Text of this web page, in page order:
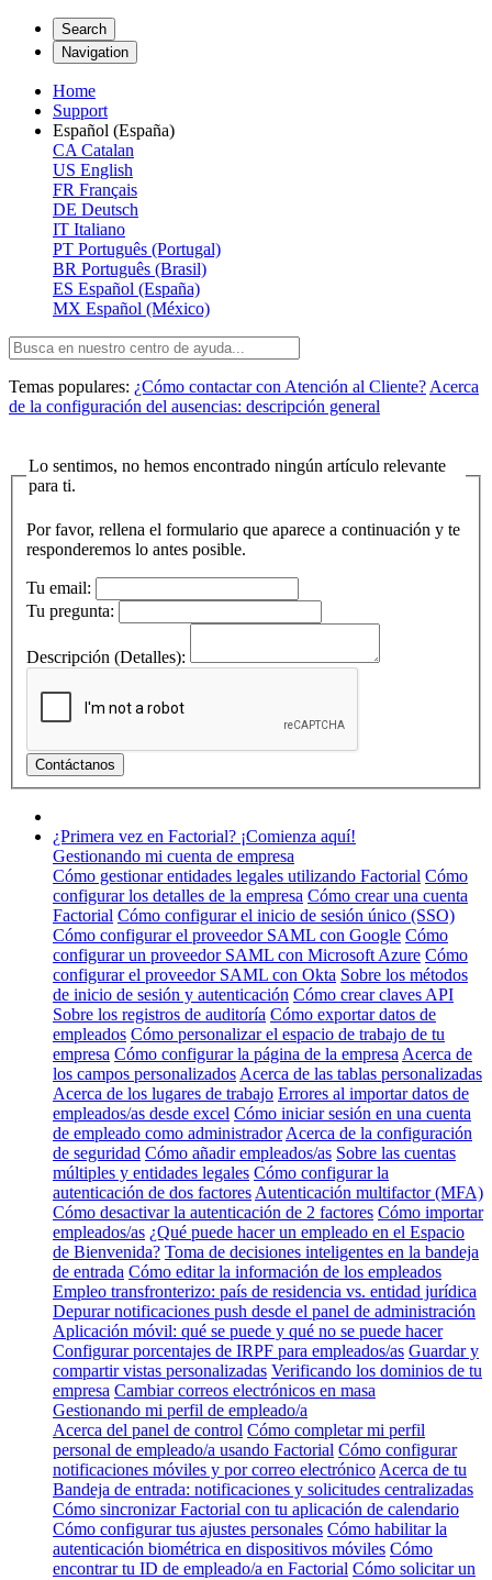
Search
Navigation
Home
Support
Español (España)
CA Catalan
US English
FR Français
DE Deutsch
IT Italiano
PT Português (Portugal)
BR Português (Brasil)
ES Español (España)
MX Español (México)
Temas populares: ¿Cómo contactar con Atención al Cliente? Acerca
de la configuración del ausencias: descripción general
Lo sentimos, no hemos encontrado ningún artículo relevante
para ti.
Por favor, rellena el formulario que aparece a continuación y te
responderemos lo antes posible.
Tu email:
Tu pregunta:
Descripción (Detalles):
¿Primera vez en Factorial? ¡Comienza aquí!
Gestionando mi cuenta de empresa
Cómo gestionar entidades legales utilizando Factorial Cómo
configurar los detalles de la empresa Cómo crear una cuenta
Factorial Cómo configurar el inicio de sesión único (SSO)
Cómo configurar el proveedor SAML con Google Cómo
configurar un proveedor SAML con Microsoft Azure Cómo
configurar el proveedor SAML con Okta Sobre los métodos
de inicio de sesión y autenticación Cómo crear claves API
Sobre los registros de auditoría Cómo exportar datos de
empleados Cómo personalizar el espacio de trabajo de tu
empresa Cómo configurar la página de la empresa Acerca de
los campos personalizados Acerca de las tablas personalizadas
Acerca de los lugares de trabajo Errores al importar datos de
empleados/as desde excel Cómo iniciar sesión en una cuenta
de empleado como administrador Acerca de la configuración
de seguridad Cómo añadir empleados/as Sobre las cuentas
múltiples y entidades legales Cómo configurar la
autenticación de dos factores Autenticación multifactor (MFA)
Cómo desactivar la autenticación de 2 factores Cómo importar
empleados/as ¿Qué puede hacer un empleado en el Espacio
de Bienvenida? Toma de decisiones inteligentes en la bandeja
de entrada Cómo editar la información de los empleados
Empleo transfronterizo: país de residencia vs. entidad jurídica
Depurar notificaciones push desde el panel de administración
Aplicación móvil: qué se puede y qué no se puede hacer
Configurar porcentajes de IRPF para empleados/as Guardar y
compartir vistas personalizadas Verificando los dominios de tu
empresa Cambiar correos electrónicos en masa
Gestionando mi perfil de empleado/a
Acerca del panel de control Cómo completar mi perfil
personal de empleado/a usando Factorial Cómo configurar
notificaciones móviles y por correo electrónico Acerca de tu
Bandeja de entrada: notificaciones y solicitudes centralizadas
Cómo sincronizar Factorial con tu aplicación de calendario
Cómo configurar tus ajustes personales Cómo habilitar la
autenticación biométrica en dispositivos móviles Cómo
encontrar tu ID de empleado/a en Factorial Cómo solicitar un